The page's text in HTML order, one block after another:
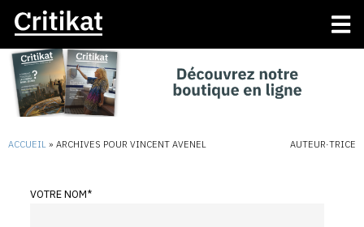
ACCUEIL » ARCHIVES POUR VINCENT AVENEL AUTEUR·TRICE
VOTRE NOM*